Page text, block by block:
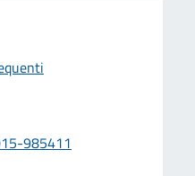
985411